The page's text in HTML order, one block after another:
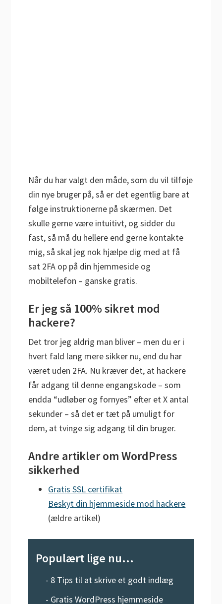
Når du har valgt den måde, som du vil tilføje
din nye bruger på, så er det egentlig bare at
følge instruktionerne på skærmen. Det
skulle gerne være intuitivt, og sidder du
fast, så må du hellere end gerne kontakte
mig, så skal jeg nok hjælpe dig med at få
sat 2FA op på din hjemmeside og
mobiltelefon – ganske gratis.
Er jeg så 100% sikret mod
hackere?
Det tror jeg aldrig man bliver – men du er i
hvert fald lang mere sikker nu, end du har
været uden 2FA. Nu kræver det, at hackere
får adgang til denne engangskode – som
endda “udløber og fornyes” efter et X antal
sekunder – så det er tæt på umuligt for
dem, at tvinge sig adgang til din bruger.
Andre artikler om WordPress
sikkerhed
Gratis SSL certifikat
Beskyt din hjemmeside mod hackere
(ældre artikel)
Populært lige nu...
- 8 Tips til at skrive et godt indlæg
- Gratis WordPress hjemmeside